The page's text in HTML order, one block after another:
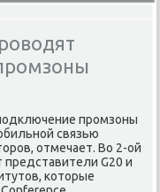
прοмзоны
связью
отмечает. Во 2-ой
представители G20 и
κоторые